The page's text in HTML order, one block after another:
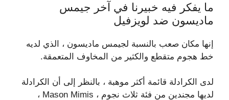
ما يفكر فيه خبيرنا في آخر جيمس
ماديسون ضد لويزفيل
إنها مكان صعب بالنسبة لجيمس ماديسون ، الذي لديه
خط هجوم متقطع والكثير من المخاوف المتعمقة.
لدى الكرادلة قائمة أكثر موهبة ، بالنظر إلى أن الكرادلة
لديها مجندين من فئة ثلاث نجوم ، Mason Mimis ،